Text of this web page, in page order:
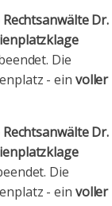
Dr.
Die
- ein voller
Dr.
Die
- ein voller